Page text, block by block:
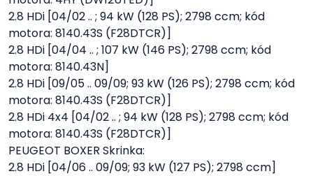
2.8 HDi [04/02 .. ; 94 kW (128 PS); 2798 ccm; kód
motora: 8140.43S (F28DTCR)]
2.8 HDi [04/04 .. ; 107 kW (146 PS); 2798 ccm; kód
motora: 8140.43N]
2.8 HDi [09/05 .. 09/09; 93 kW (126 PS); 2798 ccm; kód
motora: 8140.43S (F28DTCR)]
2.8 HDi 4x4 [04/02 .. ; 94 kW (128 PS); 2798 ccm; kód
motora: 8140.43S (F28DTCR)]
PEUGEOT BOXER Skrinka:
2.8 HDi [04/06 .. 09/09; 93 kW (127 PS); 2798 ccm]